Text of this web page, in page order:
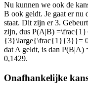
Nu kunnen we ook de
B ook geldt. Je gaat er nu
staat. Dit zijn er 3.
zijn, dus P(A|B) =
{3}\large{\frac{1}{3}}=
dat A geldt, is dan P(B|A)
0,1429.
Onafhankelijke